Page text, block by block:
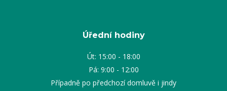
Úřední hodiny
Út: 15:00 - 18:00
Pá: 9:00 - 12:00
Případně po předchozí domluvě i jindy